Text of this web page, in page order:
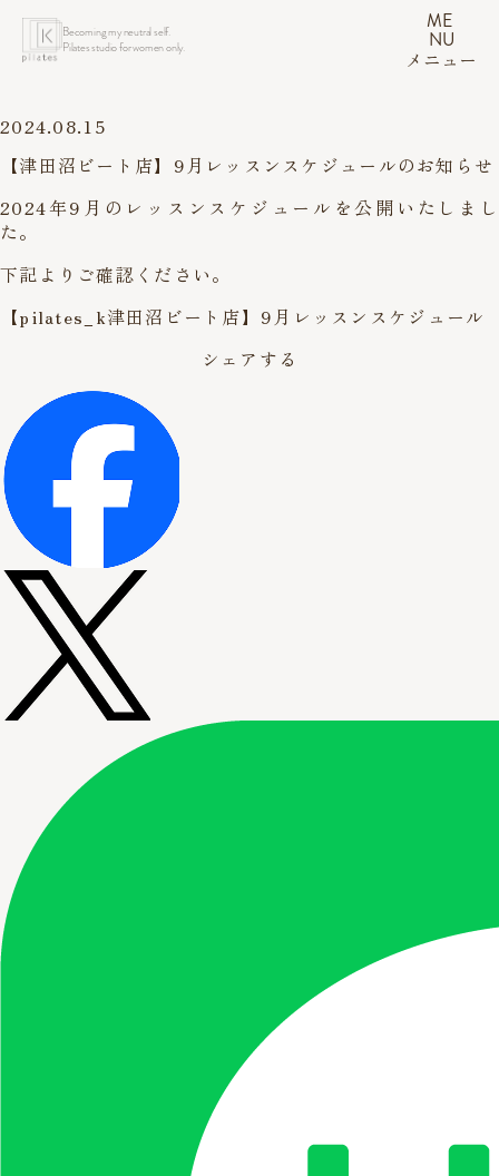
Becoming my neutral self.
Pilates studio for women only.
ME
NU
メニュー
2024.08.15
【津田沼ビート店】9月レッスンスケジュールのお知らせ
2024年9月のレッスンスケジュールを公開いたしまし
た。
下記よりご確認ください。
【pilates_k津田沼ビート店】9月レッスンスケジュール
シェアする